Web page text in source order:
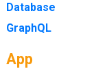
Database
GraphQL
App